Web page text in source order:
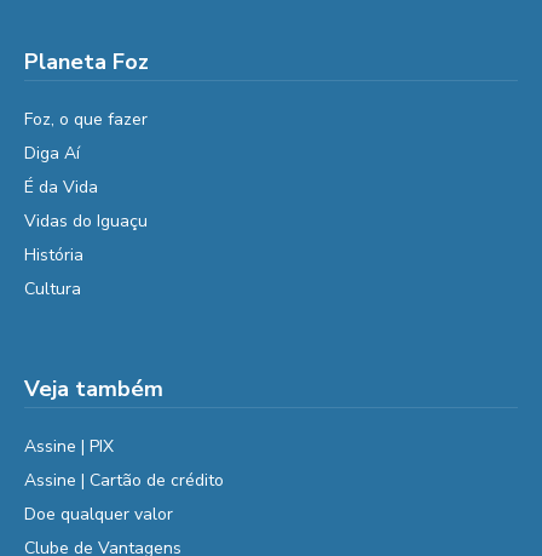
Planeta Foz
Foz, o que fazer
Diga Aí
É da Vida
Vidas do Iguaçu
História
Cultura
Veja também
Assine | PIX
Assine | Cartão de crédito
Doe qualquer valor
Clube de Vantagens